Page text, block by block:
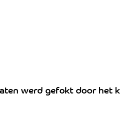
werd gefokt door het